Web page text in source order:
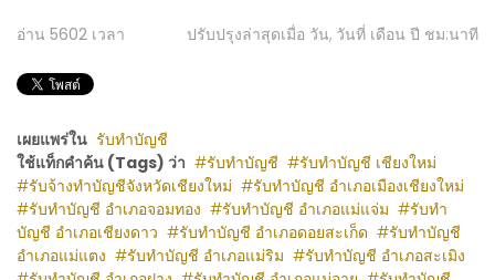
อ่าน 5602 เวลา ปรับปรุงล่าสุดเมื่อ วัน, วันที่ เดือน ปี ชม:นาที
เผยแพร่ใน รับทำบัญชี
ใช้แท็กคำค้น (Tags) ว่า
รับทำบัญชี
รับทำบัญชี เชียงใหม่
รับจ้างทำบัญชีจังหวัดเชียงใหม่
รับทำบัญชี อำเภอเมืองเชียงใหม่
รับทำบัญชี อำเภอจอมทอง
รับทำบัญชี อำเภอแม่แจ่ม
รับทำ
บัญชี อำเภอเชียงดาว
รับทำบัญชี อำเภอดอยสะเก็ด
รับทำบัญชี
อำเภอแม่แตง
รับทำบัญชี อำเภอแม่ริม
รับทำบัญชี อำเภอสะเมิง